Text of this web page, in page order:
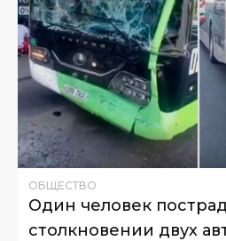
ОБЩЕСТВО
Один человек
столкновении двух